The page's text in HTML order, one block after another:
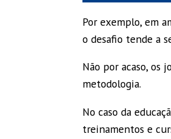
Por exemplo, em
o desafio tende a
Não por acaso, os
metodologia.
No caso da
treinamentos e